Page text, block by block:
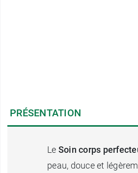
PRÉSENTATION
Le Soin corps
peau, douce et